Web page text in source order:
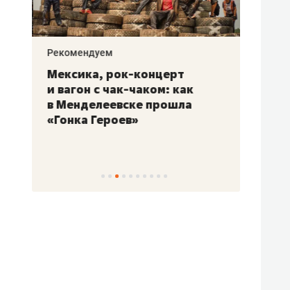
Рекомендуем
Мексика, рок-концерт
и вагон с чак-чаком: как
в Менделеевске прошла
«Гонка Героев»